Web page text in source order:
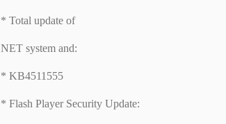
* Total update of
NET system and:
* KB4511555
* Flash Player Security Update: